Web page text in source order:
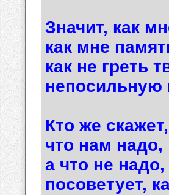
Значит, как
как мне
как не греть
непосильную
Кто же
что нам надо,
а что не надо,
посоветует,